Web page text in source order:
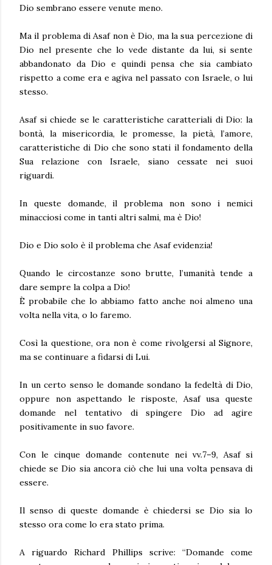
Dio sembrano essere venute meno.
Ma il problema di Asaf non è Dio, ma la sua percezione di
Dio nel presente che lo vede distante da lui, si sente
abbandonato da Dio e quindi pensa che sia cambiato
rispetto a come era e agiva nel passato con Israele, o lui
stesso.
Asaf si chiede se le caratteristiche caratteriali di Dio: la
bontà, la misericordia, le promesse, la pietà, l’amore,
caratteristiche di Dio che sono stati il fondamento della
Sua relazione con Israele, siano cessate nei suoi
riguardi.
In queste domande, il problema non sono i nemici
minacciosi come in tanti altri salmi, ma è Dio!
Dio e Dio solo è il problema che Asaf evidenzia!
Quando le circostanze sono brutte, l’umanità tende a
dare sempre la colpa a Dio!
È probabile che lo abbiamo fatto anche noi almeno una
volta nella vita, o lo faremo.
Così la questione, ora non è come rivolgersi al Signore,
ma se continuare a fidarsi di Lui.
In un certo senso le domande sondano la fedeltà di Dio,
oppure non aspettando le risposte, Asaf usa queste
domande nel tentativo di spingere Dio ad agire
positivamente in suo favore.
Con le cinque domande contenute nei vv.7–9, Asaf si
chiede se Dio sia ancora ciò che lui una volta pensava di
essere.
Il senso di queste domande è chiedersi se Dio sia lo
stesso ora come lo era stato prima.
A riguardo Richard Phillips scrive: “Domande come